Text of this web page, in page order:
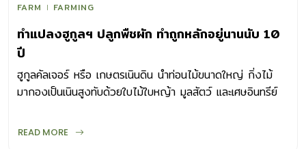
FARM FARMING
ทำแปลงฮูกูลฯ ปลูกพืชผัก ทำถูกหลักอยู่นานนับ 10
ปี
ฮูกูลคัลเจอร์ หรือ เกษตรเนินดิน นำท่อนไม้ขนาดใหญ่ กิ่งไม้
มากองเป็นเนินสูงทับด้วยใบไม้ใบหญ้า มูลสัตว์ และเศษอินทรีย์
READ MORE